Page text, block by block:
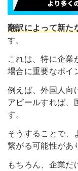
翻訳によって新た
す。
これは、特に企業
場合に重要なポイ
例えば、外国人向
アピールすれば、
す。
そうすることで、
繋がる可能性があ
もちろん、企業